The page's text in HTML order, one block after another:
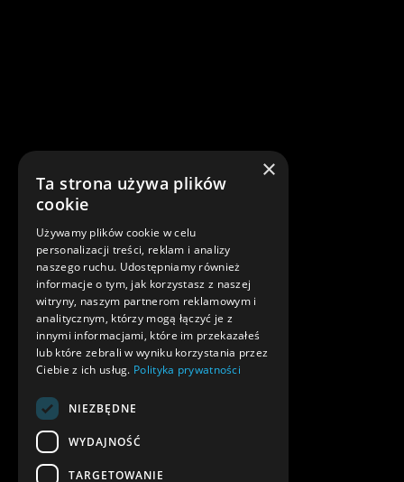
×
Ta strona używa plików
cookie
Używamy plików cookie w celu
personalizacji treści, reklam i analizy
naszego ruchu. Udostępniamy również
informacje o tym, jak korzystasz z naszej
witryny, naszym partnerom reklamowym i
analitycznym, którzy mogą łączyć je z
innymi informacjami, które im przekazałeś
lub które zebrali w wyniku korzystania przez
Ciebie z ich usług. Polityka prywatności
NIEZBĘDNE
WYDAJNOŚĆ
TARGETOWANIE